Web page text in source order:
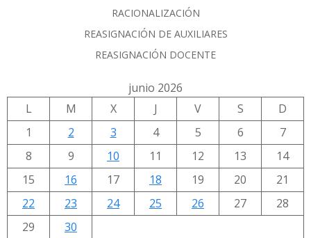
RACIONALIZACIÓN
REASIGNACIÓN DE AUXILIARES
REASIGNACIÓN DOCENTE
junio 2026
L
M X J V S
D
1
2 3 4 5 6
7
8
9 10 11 12 13
14
15
16 17 18 19 20
21
22
23 24 25 26 27
28
29
30